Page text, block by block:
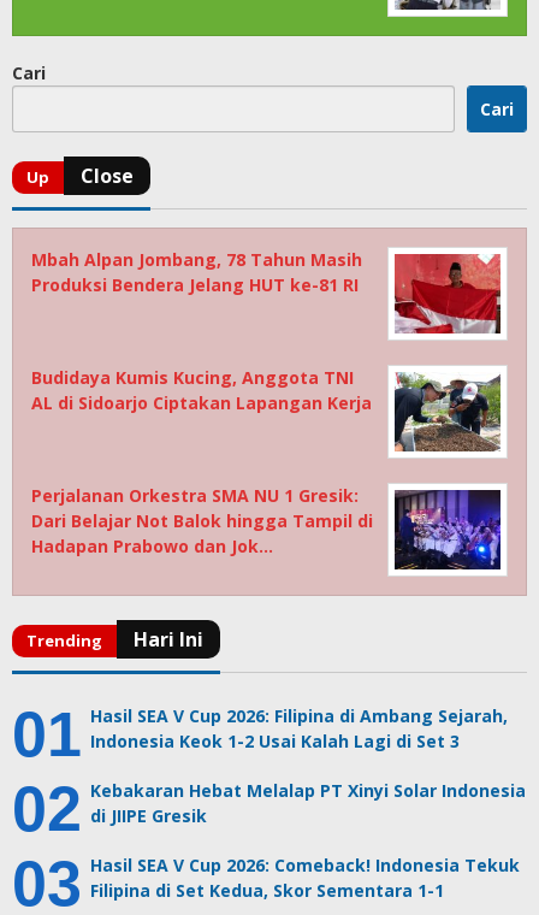
Cari
Cari
Mbah Alpan Jombang, 78 Tahun Masih
Produksi Bendera Jelang HUT ke-81 RI
Budidaya Kumis Kucing, Anggota TNI
AL di Sidoarjo Ciptakan Lapangan Kerja
Perjalanan Orkestra SMA NU 1 Gresik:
Dari Belajar Not Balok hingga Tampil di
Hadapan Prabowo dan Jok…
Hasil SEA V Cup 2026: Filipina di Ambang Sejarah,
Indonesia Keok 1-2 Usai Kalah Lagi di Set 3
Kebakaran Hebat Melalap PT Xinyi Solar Indonesia
di JIIPE Gresik
Hasil SEA V Cup 2026: Comeback! Indonesia Tekuk
Filipina di Set Kedua, Skor Sementara 1-1